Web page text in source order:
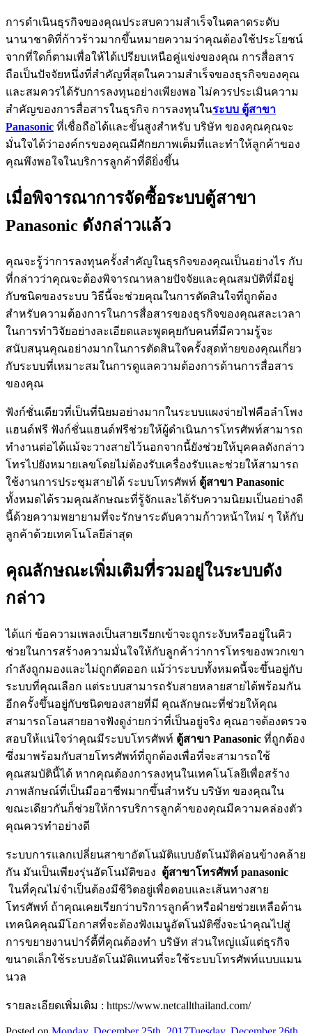
การดำเนินธุรกิจของคุณประสบความสำเร็จในตลาดระดับ
นานาชาติที่ก้าวร้าวมากขึ้นหมายความว่าคุณต้องใช้ประโยชน์
จากที่ใดก็ตามเพื่อให้ได้เปรียบเหนือคู่แข่งของคุณ การสื่อสาร
ถือเป็นปัจจัยหนึ่งที่สำคัญที่สุดในความสำเร็จของธุรกิจของคุณ
และสมควรได้รับการลงทุนอย่างเพียงพอ ไม่ควรประเมินความ
สำคัญของการสื่อสารในธุรกิจ การลงทุนในระบบ ตู้สาขา
Panasonic ที่เชื่อถือได้และขั้นสูงสำหรับ บริษัท ของคุณคุณจะ
มั่นใจได้ว่าองค์กรของคุณมีศักยภาพเต็มที่และทำให้ลูกค้าของ
คุณพึงพอใจในบริการลูกค้าที่ดียิ่งขึ้น
เมื่อพิจารณาการจัดซื้อระบบตู้สาขา
Panasonic ดังกล่าวแล้ว
คุณจะรู้ว่าการลงทุนครั้งสำคัญในธุรกิจของคุณเป็นอย่างไร กับ
ที่กล่าวว่าคุณจะต้องพิจารณาหลายปัจจัยและคุณสมบัติที่มีอยู่
กับชนิดของระบบ วิธีนี้จะช่วยคุณในการตัดสินใจที่ถูกต้อง
สำหรับความต้องการในการสื่อสารของธุรกิจของคุณสละเวลา
ในการทำวิจัยอย่างละเอียดและพูดคุยกับคนที่มีความรู้จะ
สนับสนุนคุณอย่างมากในการตัดสินใจครั้งสุดท้ายของคุณเกี่ยว
กับระบบที่เหมาะสมในการดูแลความต้องการด้านการสื่อสาร
ของคุณ
ฟังก์ชั่นเดียวที่เป็นที่นิยมอย่างมากในระบบแผงจ่ายไฟคือลำโพง
แฮนด์ฟรี ฟังก์ชั่นแฮนด์ฟรีช่วยให้ผู้ดำเนินการโทรศัพท์สามารถ
ทำงานต่อได้แม้จะวางสายไว้นอกจากนี้ยังช่วยให้บุคคลดังกล่าว
โทรไปยังหมายเลขโดยไม่ต้องรับเครื่องรับและช่วยให้สามารถ
ใช้งานการประชุมสายได้ ระบบโทรศัพท์ ตู้สาขา Panasonic
ทั้งหมดได้รวมคุณลักษณะที่รู้จักและได้รับความนิยมเป็นอย่างดี
นี้ด้วยความพยายามที่จะรักษาระดับความก้าวหน้าใหม่ ๆ ให้กับ
ลูกค้าด้วยเทคโนโลยีล่าสุด
คุณลักษณะเพิ่มเติมที่รวมอยู่ในระบบดัง
กล่าว
ได้แก่ ข้อความเพลงเป็นสายเรียกเข้าจะถูกระงับหรืออยู่ในคิว
ช่วยในการสร้างความมั่นใจให้กับลูกค้าว่าการโทรของพวกเขา
กำลังถูกมองและไม่ถูกตัดออก แม้ว่าระบบทั้งหมดนี้จะขึ้นอยู่กับ
ระบบที่คุณเลือก แต่ระบบสามารถรับสายหลายสายได้พร้อมกัน
อีกครั้งขึ้นอยู่กับชนิดของสายที่มี คุณลักษณะที่ช่วยให้คุณ
สามารถโอนสายอาจฟังดูง่ายกว่าที่เป็นอยู่จริง คุณอาจต้องตรวจ
สอบให้แน่ใจว่าคุณมีระบบโทรศัพท์ ตู้สาขา Panasonic ที่ถูกต้อง
ซึ่งมาพร้อมกับสายโทรศัพท์ที่ถูกต้องเพื่อที่จะสามารถใช้
คุณสมบัตินี้ได้ หากคุณต้องการลงทุนในเทคโนโลยีเพื่อสร้าง
ภาพลักษณ์ที่เป็นมืออาชีพมากขึ้นสำหรับ บริษัท ของคุณใน
ขณะเดียวกันก็ช่วยให้การบริการลูกค้าของคุณมีความคล่องตัว
คุณควรทำอย่างดี
ระบบการแลกเปลี่ยนสาขาอัตโนมัติแบบอัตโนมัติค่อนข้างคล้าย
กัน มันเป็นเพียงรุ่นอัตโนมัติของ ตู้สาขาโทรศัพท์ panasonic
ในที่คุณไม่จำเป็นต้องมีชีวิตอยู่เพื่อตอบและเส้นทางสาย
โทรศัพท์ ถ้าคุณเคยเรียกว่าบริการลูกค้าหรือฝ่ายช่วยเหลือด้าน
เทคนิคคุณมีโอกาสที่จะต้องฟังเมนูอัตโนมัติซึ่งจะนำคุณไปสู่
การขยายงานปาร์ตี้ที่คุณต้องทำ บริษัท ส่วนใหญ่แม้แต่ธุรกิจ
ขนาดเล็กใช้ระบบอัตโนมัติแทนที่จะใช้ระบบโทรศัพท์แบบแมน
นวล
รายละเอียดเพิ่มเติม : https://www.netcallthailand.com/